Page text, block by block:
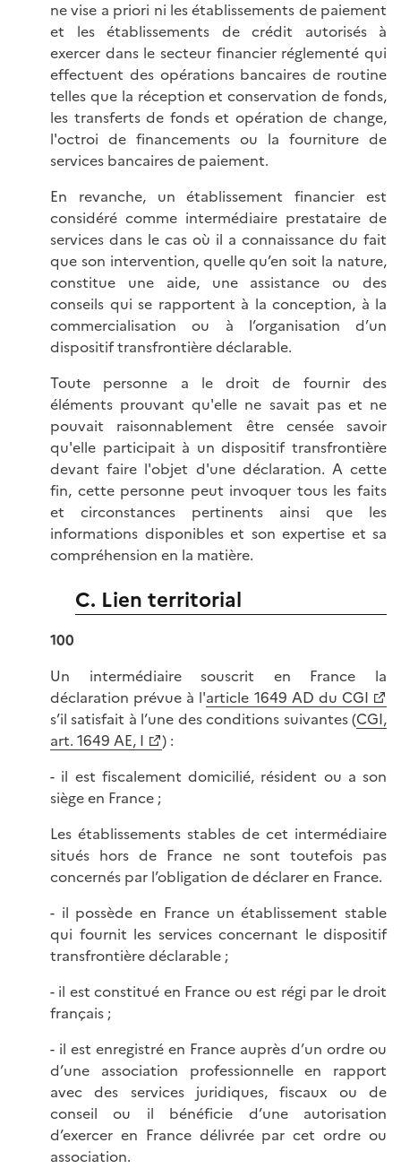
ne vise a priori ni les établissements de paiement
et les établissements de crédit autorisés à
exercer dans le secteur financier réglementé qui
effectuent des opérations bancaires de routine
telles que la réception et conservation de fonds,
les transferts de fonds et opération de change,
l'octroi de financements ou la fourniture de
services bancaires de paiement.
En revanche, un établissement financier est
considéré comme intermédiaire prestataire de
services dans le cas où il a connaissance du fait
que son intervention, quelle qu’en soit la nature,
constitue une aide, une assistance ou des
conseils qui se rapportent à la conception, à la
commercialisation ou à l’organisation d’un
dispositif transfrontière déclarable.
Toute personne a le droit de fournir des
éléments prouvant qu'elle ne savait pas et ne
pouvait raisonnablement être censée savoir
qu'elle participait à un dispositif transfrontière
devant faire l'objet d'une déclaration. A cette
fin, cette personne peut invoquer tous les faits
et circonstances pertinents ainsi que les
informations disponibles et son expertise et sa
compréhension en la matière.
C. Lien territorial
100
Un intermédiaire souscrit en France la
déclaration prévue à l'article 1649 AD du CGI
s’il satisfait à l’une des conditions suivantes (CGI,
art. 1649 AE, I
) :
- il est fiscalement domicilié, résident ou a son
siège en France ;
Les établissements stables de cet intermédiaire
situés hors de France ne sont toutefois pas
concernés par l’obligation de déclarer en France.
- il possède en France un établissement stable
qui fournit les services concernant le dispositif
transfrontière déclarable ;
- il est constitué en France ou est régi par le droit
français ;
- il est enregistré en France auprès d’un ordre ou
d’une association professionnelle en rapport
avec des services juridiques, fiscaux ou de
conseil ou il bénéficie d’une autorisation
d’exercer en France délivrée par cet ordre ou
association.